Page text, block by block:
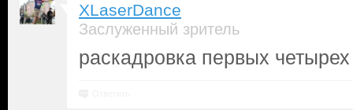
XLaserDance
Заслуженный зритель
раскадровка первых